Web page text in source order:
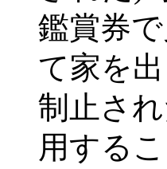
鑑賞券
て家を
制止さ
用する